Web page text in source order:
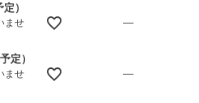
）
ませ
—
定）
ませ
—